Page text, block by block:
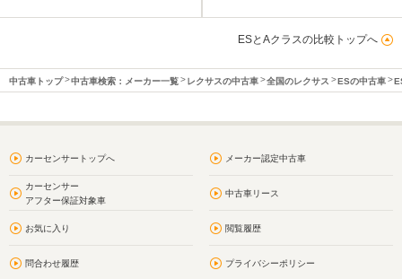
ESとAクラスの比較トップへ
中古車トップ 中古車検索：メーカー一覧 レクサスの中古車 全国のレクサス ESの中古車
カーセンサートップへ メーカー認定中古車
カーセンサー
アフター保証対象車
中古車リース
お気に入り 閲覧履歴
問合わせ履歴 プライバシーポリシー